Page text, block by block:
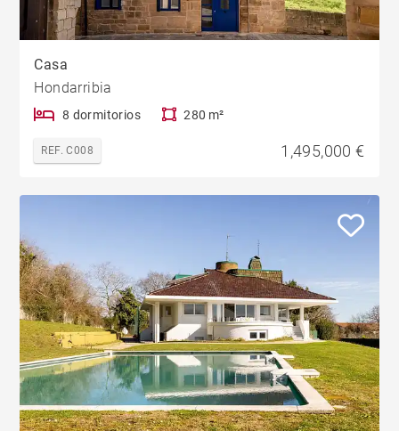
Casa
Hondarribia
8 dormitorios 280 m²
REF. C008 1,495,000 €